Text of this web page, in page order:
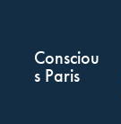
Consciou
s Paris